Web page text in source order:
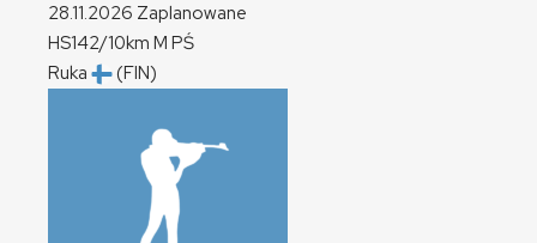
28.11.2026 Zaplanowane
HS142/10km M PŚ
Ruka
(FIN)